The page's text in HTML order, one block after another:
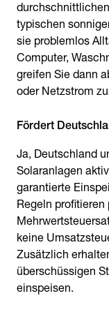
typischen
sie problemlos
Computer,
greifen Sie dann
oder Netzstrom
Fördert
Ja, Deutschland
Solaranlagen
garantierte
Regeln profitieren
keine
Zusätzlich
überschüssigen
einspeisen.